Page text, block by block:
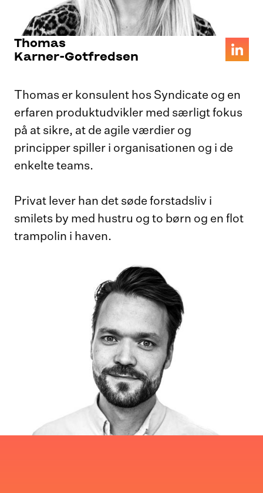
Thomas
Karner-Gotfredsen
Thomas er konsulent hos Syndicate og en
erfaren produktudvikler med særligt fokus
på at sikre, at de agile værdier og
principper spiller i organisationen og i de
enkelte teams.
Privat lever han det søde forstadsliv i
smilets by med hustru og to børn og en flot
trampolin i haven.